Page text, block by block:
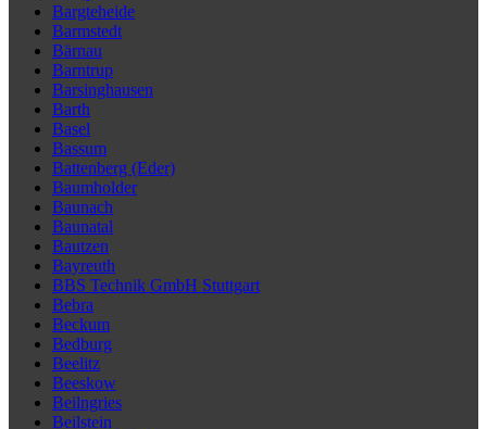
Bargteheide
Barmstedt
Bärnau
Barntrup
Barsinghausen
Barth
Basel
Bassum
Battenberg (Eder)
Baumholder
Baunach
Baunatal
Bautzen
Bayreuth
BBS Technik GmbH Stuttgart
Bebra
Beckum
Bedburg
Beelitz
Beeskow
Beilngries
Beilstein